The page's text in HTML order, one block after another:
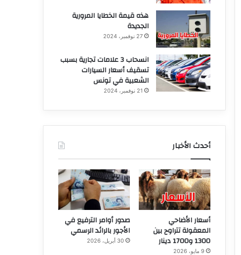
هذه قيمة الخطايا المرورية
الجديدة
27 نوفمبر، 2024
انسحاب 3 علامات تجارية بسبب
تسقيف أسعار السيارات
الشعبية في تونس
21 نوفمبر، 2024
أحدث الأخبار
أسعار الأضاحي
المعقولة تتراوح بين
1300 و1700 دينار
9 مايو، 2026
صدور أوامر الترفيع في
الأجور بالرائد الرسمي
30 أبريل، 2026